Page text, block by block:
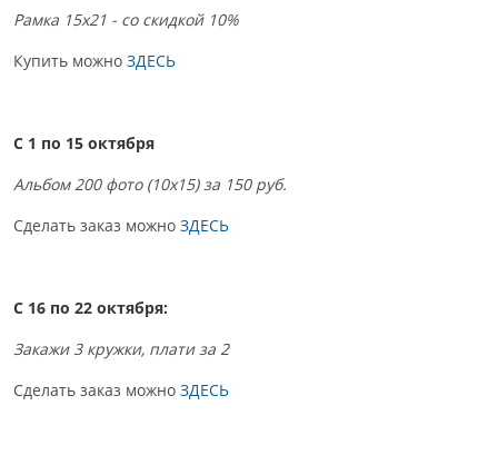
Рамка 15х21 - со скидкой 10%
Купить можно ЗДЕСЬ
С 1 по 15 октября
Альбом 200 фото (10х15) за 150 руб.
Сделать заказ можно ЗДЕСЬ
С 16 по 22 октября:
Закажи 3 кружки, плати за 2
Сделать заказ можно ЗДЕСЬ